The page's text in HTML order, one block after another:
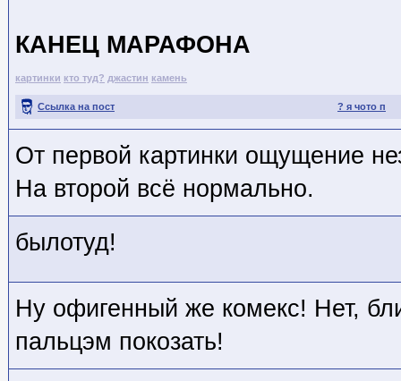
КАНЕЦ МАРАФОНА
картинки кто туд? джастин камень
? я чото п
Ссылка на пост
От первой картинки ощущение
На второй всё нормально.
былотуд!
Ну офигенный же комекс! Нет,
пальцэм покозать!